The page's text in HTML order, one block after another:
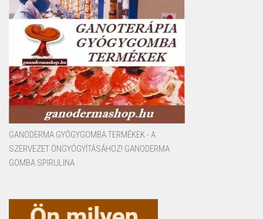
GANODERMA GYÓGYGOMBA TERMÉKEK - A
SZERVEZET ÖNGYÓGYÍTÁSÁHOZ! GANODERMA
GOMBA SPIRULINA